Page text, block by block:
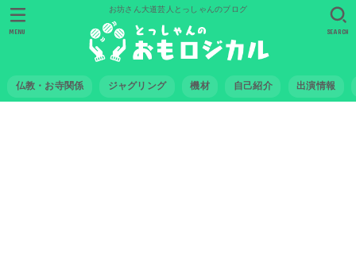
お坊さん大道芸人とっしゃんのブログ
仏教・お寺関係 ジャグリング 機材 自己紹介 出演情報
SEARCH
MENU